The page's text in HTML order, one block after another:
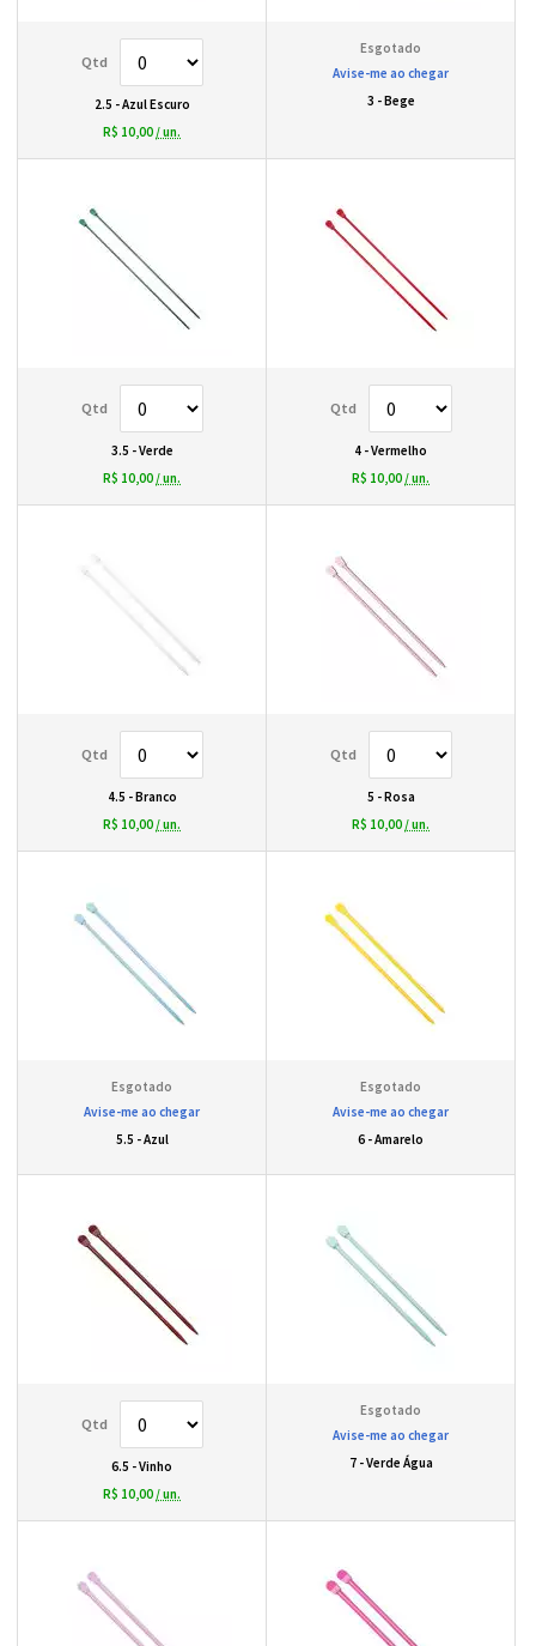
2.5 - Azul Escuro
R$ 10,00 / un.
Avise-me ao chegar
3 - Bege
3.5 - Verde
R$ 10,00 / un.
4 - Vermelho
R$ 10,00 / un.
4.5 - Branco
R$ 10,00 / un.
5 - Rosa
R$ 10,00 / un.
Avise-me ao chegar
5.5 - Azul
Avise-me ao chegar
6 - Amarelo
6.5 - Vinho
R$ 10,00 / un.
Avise-me ao chegar
7 - Verde Água